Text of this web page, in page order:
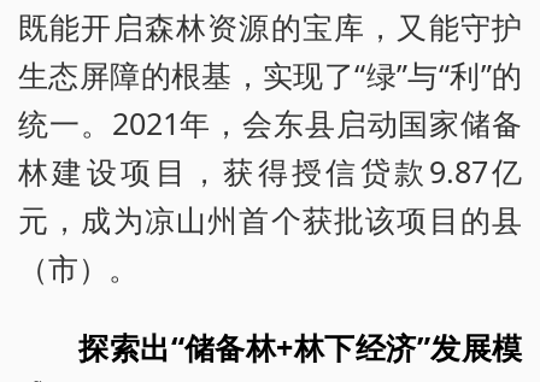
既能开启森林资源的宝库，又能守护
生态屏障的根基，实现了“绿”与“利”的
统一。2021年，会东县启动国家储备
林建设项目，获得授信贷款9.87亿
元，成为凉山州首个获批该项目的县
（市）。
探索出“储备林+林下经济”发展模